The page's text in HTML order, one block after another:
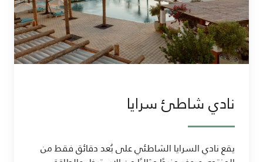
نادي شاطئ سرايا
يقع نادي السرايا الشاطئي على بُعد دقائق فقط من